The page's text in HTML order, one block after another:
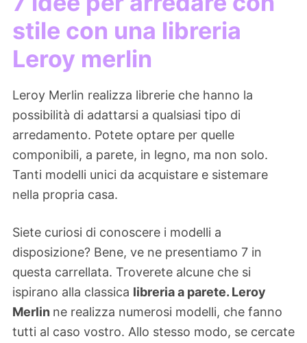
stile con una libreria
Leroy merlin
Leroy Merlin realizza librerie che hanno la
possibilità di adattarsi a qualsiasi tipo di
arredamento. Potete optare per quelle
componibili, a parete, in legno, ma non solo.
Tanti modelli unici da acquistare e sistemare
nella propria casa.
Siete curiosi di conoscere i modelli a
disposizione? Bene, ve ne presentiamo 7 in
questa carrellata. Troverete alcune che si
ispirano alla classica libreria a parete. Leroy
Merlin ne realizza numerosi modelli, che fanno
tutti al caso vostro. Allo stesso modo, se cercate